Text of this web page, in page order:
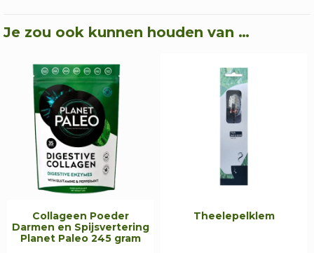
Je zou ook kunnen houden van …
Collageen Poeder
Darmen en Spijsvertering
Planet Paleo 245 gram
Theelepelklem